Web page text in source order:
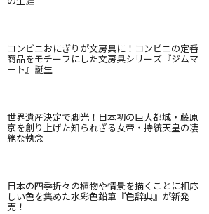
コンビニおにぎりが文房具に！コンビニの定番
商品をモチーフにした文房具シリーズ『ジムマ
ート』誕生
世界遺産決定で脚光！日本初の巨大都城・藤原
京を創り上げた知られざる女帝・持統天皇の凄
絶な執念
日本の四季折々の植物や情景を描くことに相応
しい色を集めた水彩色鉛筆『色辞典』が新発
売！